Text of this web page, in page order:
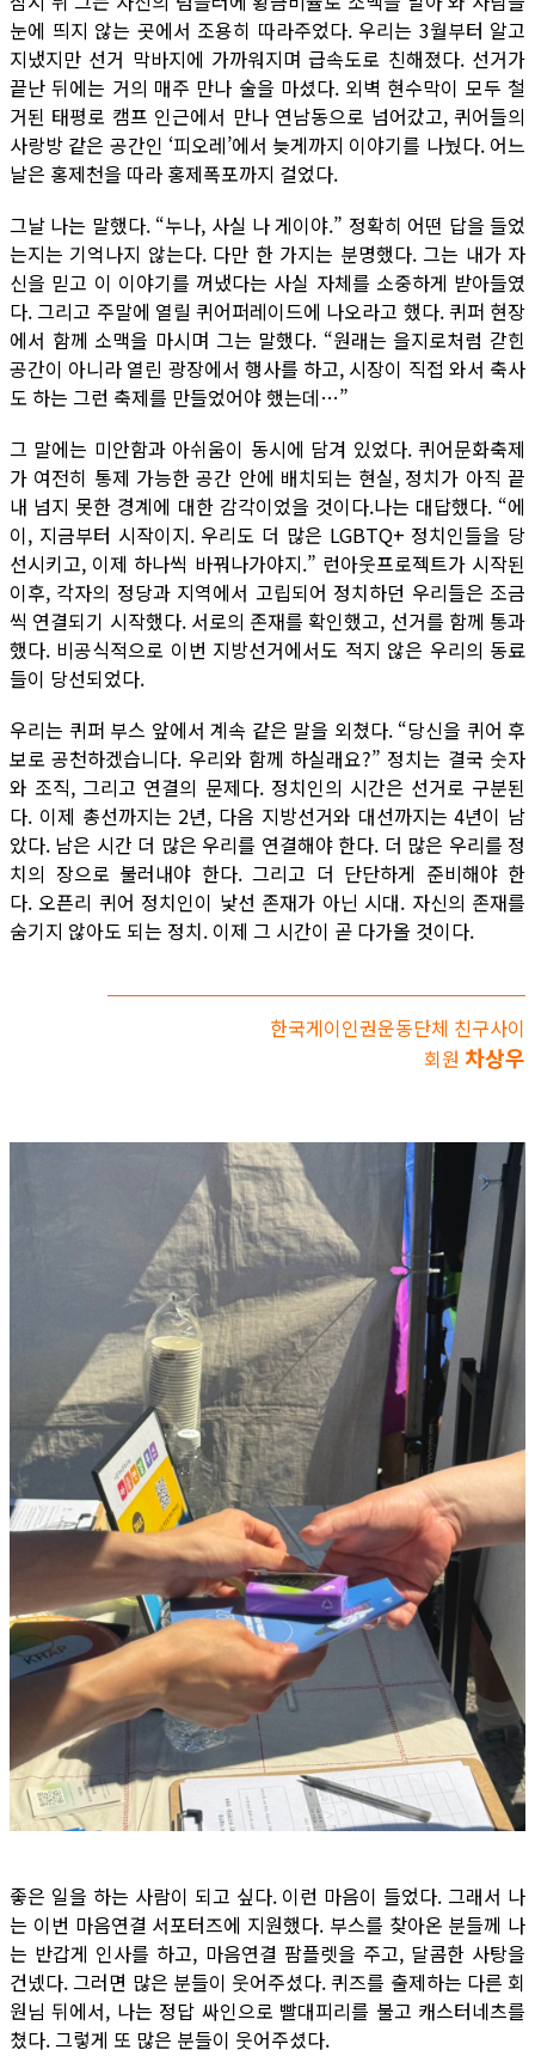
눈에 띄지 않는 곳에서 조용히 따라주었다. 우리는 3월부터 알고
지냈지만 선거 막바지에 가까워지며 급속도로 친해졌다. 선거가
끝난 뒤에는 거의 매주 만나 술을 마셨다. 외벽 현수막이 모두 철
거된 태평로 캠프 인근에서 만나 연남동으로 넘어갔고, 퀴어들의
사랑방 같은 공간인 ‘피오레’에서 늦게까지 이야기를 나눴다. 어느
날은 홍제천을 따라 홍제폭포까지 걸었다.
그날 나는 말했다. “누나, 사실 나 게이야.” 정확히 어떤 답을 들었
는지는 기억나지 않는다. 다만 한 가지는 분명했다. 그는 내가 자
신을 믿고 이 이야기를 꺼냈다는 사실 자체를 소중하게 받아들였
다. 그리고 주말에 열릴 퀴어퍼레이드에 나오라고 했다. 퀴퍼 현장
에서 함께 소맥을 마시며 그는 말했다. “원래는 을지로처럼 갇힌
공간이 아니라 열린 광장에서 행사를 하고, 시장이 직접 와서 축사
도 하는 그런 축제를 만들었어야 했는데…”
그 말에는 미안함과 아쉬움이 동시에 담겨 있었다. 퀴어문화축제
가 여전히 통제 가능한 공간 안에 배치되는 현실, 정치가 아직 끝
내 넘지 못한 경계에 대한 감각이었을 것이다.나는 대답했다. “에
이, 지금부터 시작이지. 우리도 더 많은 LGBTQ+ 정치인들을 당
선시키고, 이제 하나씩 바꿔나가야지.” 런아웃프로젝트가 시작된
이후, 각자의 정당과 지역에서 고립되어 정치하던 우리들은 조금
씩 연결되기 시작했다. 서로의 존재를 확인했고, 선거를 함께 통과
했다. 비공식적으로 이번 지방선거에서도 적지 않은 우리의 동료
들이 당선되었다.
우리는 퀴퍼 부스 앞에서 계속 같은 말을 외쳤다. “당신을 퀴어 후
보로 공천하겠습니다. 우리와 함께 하실래요?” 정치는 결국 숫자
와 조직, 그리고 연결의 문제다. 정치인의 시간은 선거로 구분된
다. 이제 총선까지는 2년, 다음 지방선거와 대선까지는 4년이 남
았다. 남은 시간 더 많은 우리를 연결해야 한다. 더 많은 우리를 정
치의 장으로 불러내야 한다. 그리고 더 단단하게 준비해야 한
다. 오픈리 퀴어 정치인이 낯선 존재가 아닌 시대. 자신의 존재를
숨기지 않아도 되는 정치. 이제 그 시간이 곧 다가올 것이다.
한국게이인권운동단체 친구사이
회원 차상우
좋은 일을 하는 사람이 되고 싶다. 이런 마음이 들었다. 그래서 나
는 이번 마음연결 서포터즈에 지원했다. 부스를 찾아온 분들께 나
는 반갑게 인사를 하고, 마음연결 팜플렛을 주고, 달콤한 사탕을
건넸다. 그러면 많은 분들이 웃어주셨다. 퀴즈를 출제하는 다른 회
원님 뒤에서, 나는 정답 싸인으로 빨대피리를 불고 캐스터네츠를
쳤다. 그렇게 또 많은 분들이 웃어주셨다.